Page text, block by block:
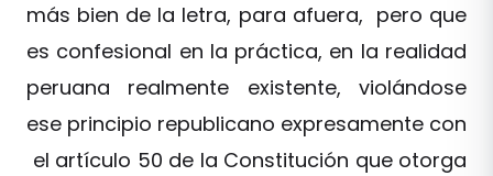
más bien de la letra, para afuera, pero que
es confesional en la práctica, en la realidad
peruana realmente existente, violándose
ese principio republicano expresamente con
el artículo 50 de la Constitución que otorga